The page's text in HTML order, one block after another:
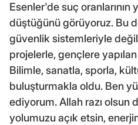
Esenler'de suç
düştüğünü görüyoruz. Bu
güvenlik sistemleriyle
projelerle, gençlere
Bilimle, sanatla, sporla,
buluşturmakla oldu. Ben
ediyorum. Allah razı olsun
yolumuzu açık etsin,